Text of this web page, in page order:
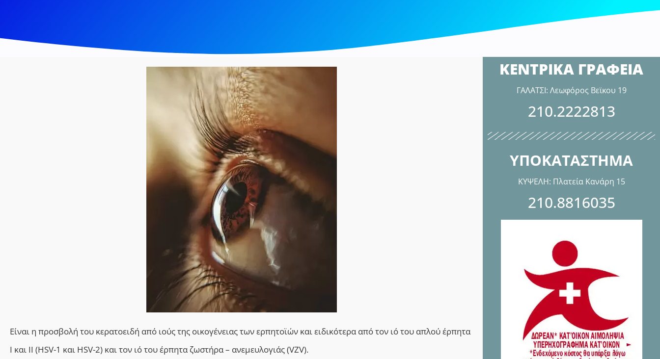
Είναι η προσβολή του κερατοειδή από ιούς της οικογένειας των ερπητοϊών και ειδικότερα από τον ιό του απλού έρπητα
Ι και ΙΙ (HSV-1 και HSV-2) και τον ιό του έρπητα ζωστήρα – ανεμευλογιάς (VZV).
ΚΕΝΤΡΙΚΑ ΓΡΑΦΕΙΑ
ΓΑΛΑΤΣΙ: Λεωφόρος Βεϊκου 19
210.2222813
ΥΠΟΚΑΤΑΣΤΗΜΑ
ΚΥΨΕΛΗ: Πλατεία Κανάρη 15
210.8816035